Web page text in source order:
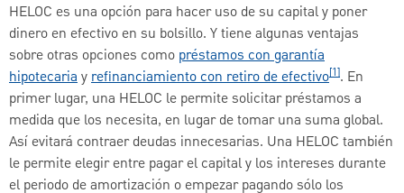
HELOC es una opción para hacer uso de su capital y poner
dinero en efectivo en su bolsillo. Y tiene algunas ventajas
sobre otras opciones como préstamos con garantía
hipotecariayrefinanciamiento con retiro de efectivo[1]. En
primer lugar, una HELOC le permite solicitar préstamos a
medida que los necesita, en lugar de tomar una suma global.
Así evitará contraer deudas innecesarias. Una HELOC también
le permite elegir entre pagar el capital y los intereses durante
el periodo de amortización o empezar pagando sólo los